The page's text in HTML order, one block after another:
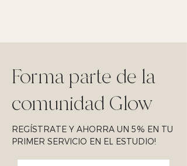
Forma parte de la
comunidad Glow
REGÍSTRATE Y AHORRA UN 5% EN TU
PRIMER SERVICIO EN EL ESTUDIO!